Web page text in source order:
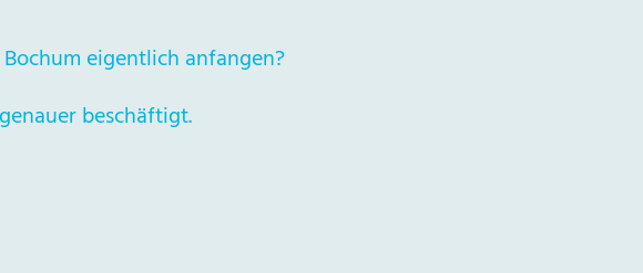
eigentlich anfangen?
beschäftigt.